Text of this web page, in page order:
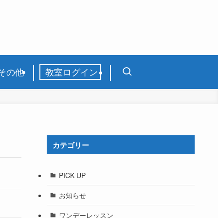
の他 教室ログイン
カテゴリー
PICK UP
お知らせ
ワンデーレッスン